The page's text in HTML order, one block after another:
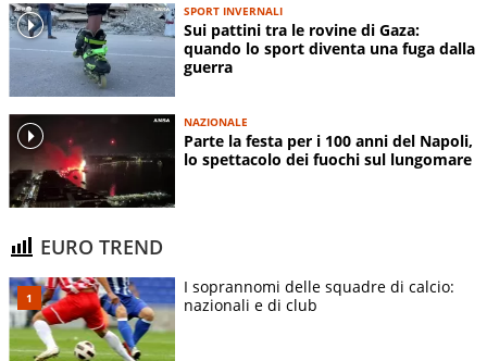
SPORT INVERNALI
Sui pattini tra le rovine di Gaza:
quando lo sport diventa una fuga dalla
guerra
NAZIONALE
Parte la festa per i 100 anni del Napoli,
lo spettacolo dei fuochi sul lungomare
EURO TREND
I soprannomi delle squadre di calcio:
nazionali e di club